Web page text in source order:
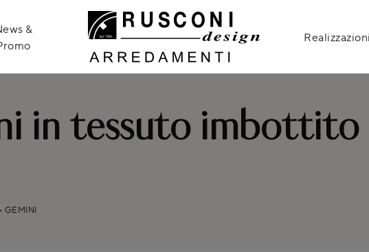
&
Realizzazioni
in tessuto imbottito
GEMINI